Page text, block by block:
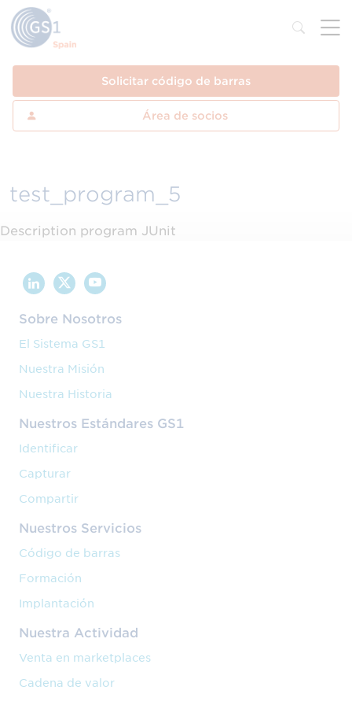
Solicitar código de barras
Área de socios
test_program_5
Description program JUnit
Sobre Nosotros
El Sistema GS1
Nuestra Misión
Nuestra Historia
Nuestros Estándares GS1
Identificar
Capturar
Compartir
Nuestros Servicios
Código de barras
Formación
Implantación
Nuestra Actividad
Venta en marketplaces
Cadena de valor